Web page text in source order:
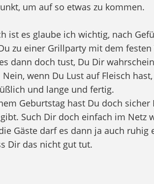
um auf so etwas zu kommen.
ist es glaube ich wichtig, nach
zu einer Grillparty mit dem festen
dann doch tust, Du Dir
wenn Du Lust auf Fleisch
und lange und fertig.
Geburtstag hast Du doch sicher
Such Dir doch einfach im Netz
Gäste darf es dann ja auch ruhig
Dir das nicht gut tut.